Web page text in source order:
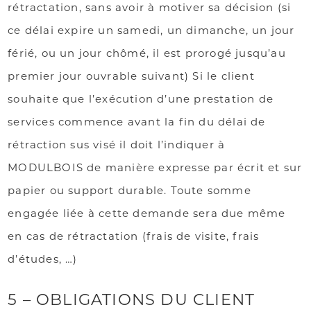
rétractation, sans avoir à motiver sa décision (si
ce délai expire un samedi, un dimanche, un jour
férié, ou un jour chômé, il est prorogé jusqu’au
premier jour ouvrable suivant) Si le client
souhaite que l’exécution d’une prestation de
services commence avant la fin du délai de
rétraction sus visé il doit l’indiquer à
MODULBOIS de manière expresse par écrit et sur
papier ou support durable. Toute somme
engagée liée à cette demande sera due même
en cas de rétractation (frais de visite, frais
d’études, …)
5 – OBLIGATIONS DU CLIENT